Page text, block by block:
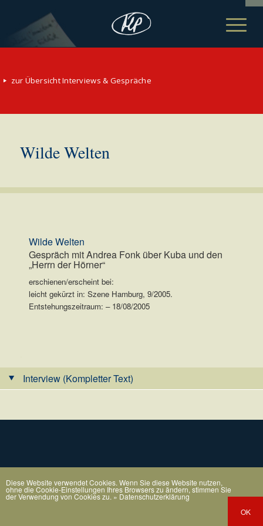
zur Übersicht Interviews & Gespräche
Wilde Welten
Wilde Welten
Gespräch mit Andrea Fonk über Kuba und den
„Herrn der Hörner“
erschienen/erscheint bei:
leicht gekürzt in: Szene Hamburg, 9/2005.
Entstehungszeitraum: – 18/08/2005
Interview (Kompletter Text)
Diese Website verwendet Cookies. Wenn Sie diese Website nutzen,
ohne die Cookie-Einstellungen Ihres Browsers zu ändern, stimmen Sie
der Verwendung von Cookies zu. » Datenschutzerklärung
OK